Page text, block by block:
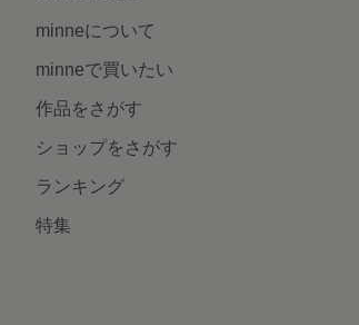
minneについて
minneで買いたい
作品をさがす
ショップをさがす
ランキング
特集